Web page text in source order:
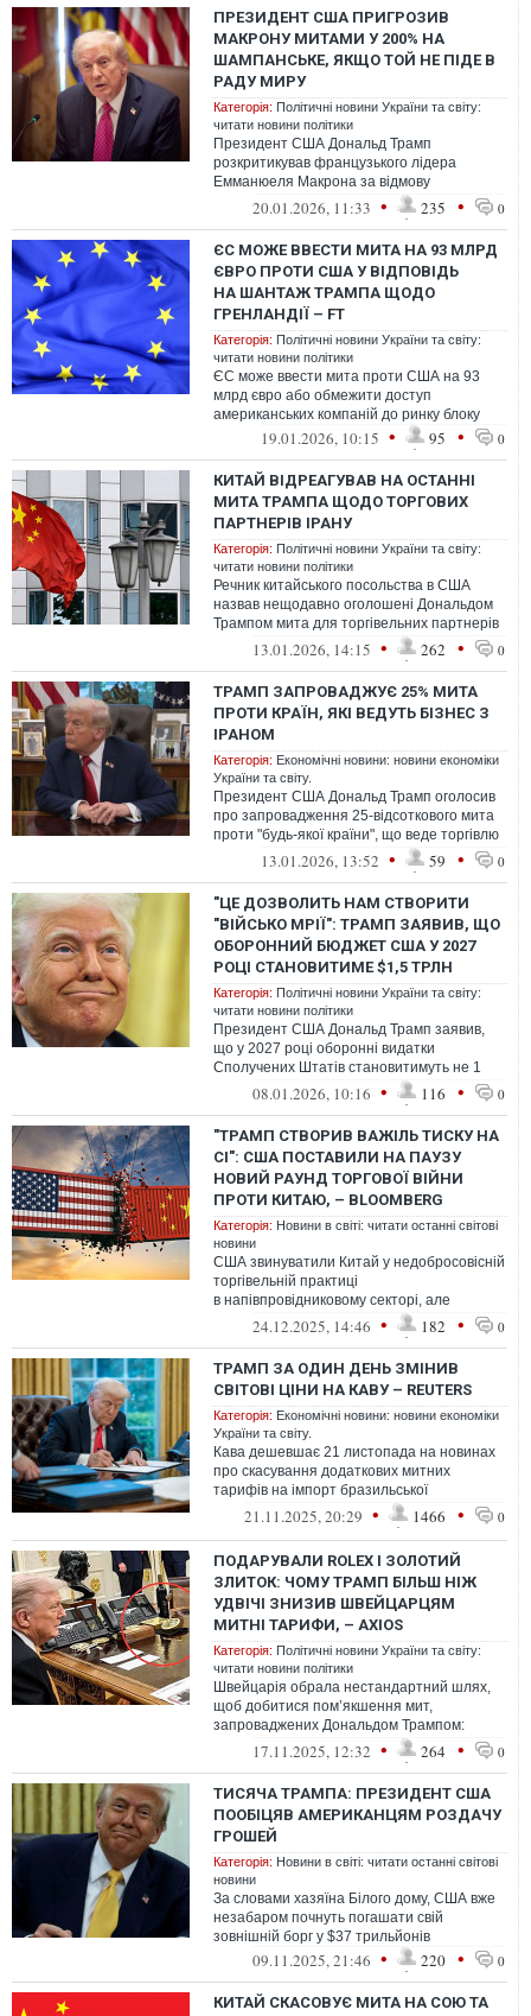
ПРЕЗИДЕНТ США ПРИГРОЗИВ
МАКРОНУ МИТАМИ У 200% НА
ШАМПАНСЬКЕ, ЯКЩО ТОЙ НЕ ПІДЕ В
РАДУ МИРУ
Категорія: Політичні новини України та світу:
читати новини політики
Президент США Дональд Трамп
розкритикував французького лідера
Емманюеля Макрона за відмову
підтримати його останню мирну ініціативу
та допустив як від...
20.01.2026, 11:33 • 235 • 0
ЄС МОЖЕ ВВЕСТИ МИТА НА 93 МЛРД
ЄВРО ПРОТИ США У ВІДПОВІДЬ
НА ШАНТАЖ ТРАМПА ЩОДО
ГРЕНЛАНДІЇ – FT
Категорія: Політичні новини України та світу:
читати новини політики
ЄС може ввести мита проти США на 93
млрд євро або обмежити доступ
американських компаній до ринку блоку
19.01.2026, 10:15 • 95 • 0
КИТАЙ ВІДРЕАГУВАВ НА ОСТАННІ
МИТА ТРАМПА ЩОДО ТОРГОВИХ
ПАРТНЕРІВ ІРАНУ
Категорія: Політичні новини України та світу:
читати новини політики
Речник китайського посольства в США
назвав нещодавно оголошені Дональдом
Трампом мита для торгівельних партнерів
Ірану "вибірковими"
13.01.2026, 14:15 • 262 • 0
ТРАМП ЗАПРОВАДЖУЄ 25% МИТА
ПРОТИ КРАЇН, ЯКІ ВЕДУТЬ БІЗНЕС З
ІРАНОМ
Категорія: Економічні новини: новини економіки
України та світу.
Президент США Дональд Трамп оголосив
про запровадження 25-відсоткового мита
проти "будь-якої країни", що веде торгівлю
з Іраном.13.01.2026, 13:52 • 59 • 0
"ЦЕ ДОЗВОЛИТЬ НАМ СТВОРИТИ
"ВІЙСЬКО МРІЇ": ТРАМП ЗАЯВИВ, ЩО
ОБОРОННИЙ БЮДЖЕТ США У 2027
РОЦІ СТАНОВИТИМЕ $1,5 ТРЛН
Категорія: Політичні новини України та світу:
читати новини політики
Президент США Дональд Трамп заявив,
що у 2027 році оборонні видатки
Сполучених Штатів становитимуть не 1
трильйон доларів, як це планувалося
08.01.2026, 10:16 • 116 • 0
"ТРАМП СТВОРИВ ВАЖІЛЬ ТИСКУ НА
СІ": США ПОСТАВИЛИ НА ПАУЗУ
НОВИЙ РАУНД ТОРГОВОЇ ВІЙНИ
ПРОТИ КИТАЮ, – BLOOMBERG
Категорія: Новини в світі: читати останні світові
новини
США звинуватили Китай у недобросовісній
торгівельній практиці
в напівпровідниковому секторі, але
не вводитимуть додаткові мита на імпорт
24.12.2025, 14:46 • 182 • 0
ТРАМП ЗА ОДИН ДЕНЬ ЗМІНИВ
СВІТОВІ ЦІНИ НА КАВУ – REUTERS
Категорія: Економічні новини: новини економіки
України та світу.
Кава дешевшає 21 листопада на новинах
про скасування додаткових митних
тарифів на імпорт бразильської
сільськогосподарської продукції в США.
21.11.2025, 20:29 • 1466 • 0
ПОДАРУВАЛИ ROLEX І ЗОЛОТИЙ
ЗЛИТОК: ЧОМУ ТРАМП БІЛЬШ НІЖ
УДВІЧІ ЗНИЗИВ ШВЕЙЦАРЦЯМ
МИТНІ ТАРИФИ, – AXIOS
Категорія: Політичні новини України та світу:
читати новини політики
Швейцарія обрала нестандартний шлях,
щоб добитися пом’якшення мит,
запроваджених Дональдом Трампом:
замість жорсткої відповіді країна
направила до Ваш...
17.11.2025, 12:32 • 264 • 0
ТИСЯЧА ТРАМПА: ПРЕЗИДЕНТ США
ПООБІЦЯВ АМЕРИКАНЦЯМ РОЗДАЧУ
ГРОШЕЙ
Категорія: Новини в світі: читати останні світові
новини
За словами хазяїна Білого дому, США вже
незабаром почнуть погашати свій
зовнішній борг у $37 трильйонів
09.11.2025, 21:46 • 220 • 0
КИТАЙ СКАСОВУЄ МИТА НА СОЮ ТА